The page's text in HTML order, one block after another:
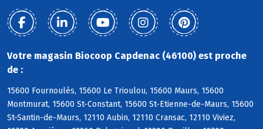
Votre magasin Biocoop Capdenac (46100) est proche
de :
15600 Fournoulès, 15600 Le Trioulou, 15600 Maurs, 15600
Montmurat, 15600 St-Constant, 15600 St-Etienne-de-Maurs, 15600
St-Santin-de-Maurs, 12110 Aubin, 12110 Cransac, 12110 Viviez,